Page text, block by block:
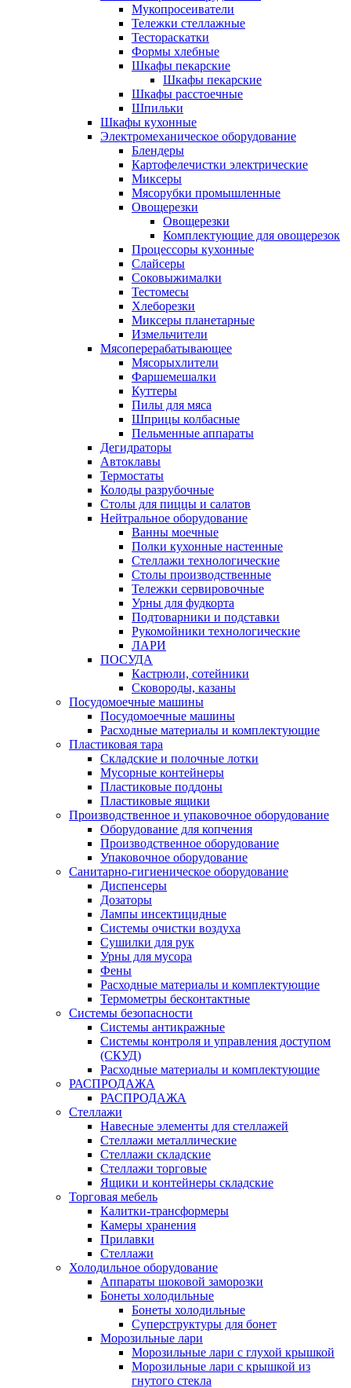
Мукопросеиватели
Тележки стеллажные
Тестораскатки
Формы хлебные
Шкафы пекарские
Шкафы пекарские
Шкафы расстоечные
Шпильки
Шкафы кухонные
Электромеханическое оборудование
Блендеры
Картофелечистки электрические
Миксеры
Мясорубки промышленные
Овощерезки
Овощерезки
Комплектующие для овощерезок
Процессоры кухонные
Слайсеры
Соковыжималки
Тестомесы
Хлеборезки
Миксеры планетарные
Измельчители
Мясоперерабатывающее
Мясорыхлители
Фаршемешалки
Куттеры
Пилы для мяса
Шприцы колбасные
Пельменные аппараты
Дегидраторы
Автоклавы
Термостаты
Колоды разрубочные
Столы для пиццы и салатов
Нейтральное оборудование
Ванны моечные
Полки кухонные настенные
Стеллажи технологические
Столы производственные
Тележки сервировочные
Урны для фудкорта
Подтоварники и подставки
Рукомойники технологические
ЛАРИ
ПОСУДА
Кастрюли, сотейники
Сковороды, казаны
Посудомоечные машины
Посудомоечные машины
Расходные материалы и комплектующие
Пластиковая тара
Складские и полочные лотки
Мусорные контейнеры
Пластиковые поддоны
Пластиковые ящики
Производственное и упаковочное оборудование
Оборудование для копчения
Производственное оборудование
Упаковочное оборудование
Санитарно-гигиеническое оборудование
Диспенсеры
Дозаторы
Лампы инсектицидные
Системы очистки воздуха
Сушилки для рук
Урны для мусора
Фены
Расходные материалы и комплектующие
Термометры бесконтактные
Системы безопасности
Системы антикражные
Системы контроля и управления доступом
(СКУД)
Расходные материалы и комплектующие
РАСПРОДАЖА
РАСПРОДАЖА
Стеллажи
Навесные элементы для стеллажей
Стеллажи металлические
Стеллажи складские
Стеллажи торговые
Ящики и контейнеры складские
Торговая мебель
Калитки-трансформеры
Камеры хранения
Прилавки
Стеллажи
Холодильное оборудование
Аппараты шоковой заморозки
Бонеты холодильные
Бонеты холодильные
Суперструктуры для бонет
Морозильные лари
Морозильные лари с глухой крышкой
Морозильные лари с крышкой из
гнутого стекла